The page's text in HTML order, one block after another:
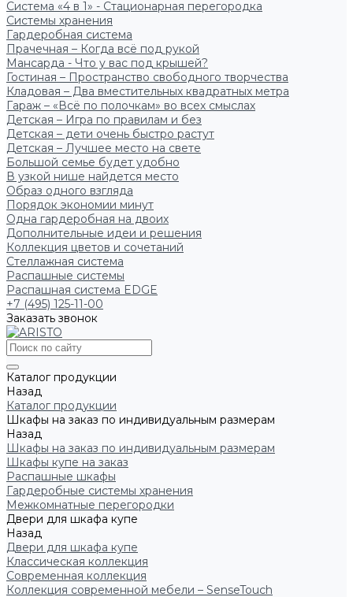
Система «4 в 1» - Стационарная перегородка
Системы хранения
Гардеробная система
Прачечная – Когда всё под рукой
Мансарда - Что у вас под крышей?
Гостиная – Пространство свободного творчества
Кладовая – Два вместительных квадратных метра
Гараж – «Всё по полочкам» во всех смыслах
Детская – Игра по правилам и без
Детская – дети очень быстро растут
Детская – Лучшее место на свете
Большой семье будет удобно
В узкой нише найдется место
Образ одного взгляда
Порядок экономии минут
Одна гардеробная на двоих
Дополнительные идеи и решения
Коллекция цветов и сочетаний
Стеллажная система
Распашные системы
Распашная система EDGE
+7 (495) 125-11-00
Заказать звонок
Каталог продукции
Назад
Каталог продукции
Шкафы на заказ по индивидуальным размерам
Назад
Шкафы на заказ по индивидуальным размерам
Шкафы купе на заказ
Распашные шкафы
Гардеробные системы хранения
Межкомнатные перегородки
Двери для шкафа купе
Назад
Двери для шкафа купе
Классическая коллекция
Современная коллекция
Коллекция современной мебели – SenseTouch